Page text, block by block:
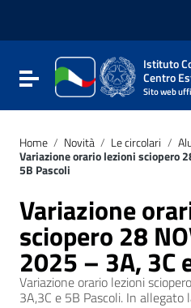
Vai al footer
Attiva / disattiva la
Istituto
Centro
Sito web
Home / Novità / Le circolari /
Variazione orario lezioni sciopero
5B Pascoli
Variazione
sciopero 28
2025 – 3A, 3C
Variazione orario lezioni
3A,3C e 5B Pascoli. In allegato